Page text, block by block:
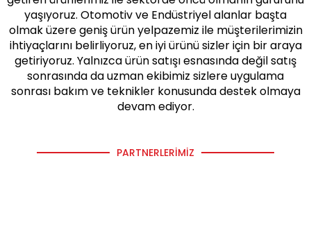
yaşıyoruz. Otomotiv ve Endüstriyel alanlar başta
olmak üzere geniş ürün yelpazemiz ile müşterilerimizin
ihtiyaçlarını belirliyoruz, en iyi ürünü sizler için bir araya
getiriyoruz. Yalnızca ürün satışı esnasında değil satış
sonrasında da uzman ekibimiz sizlere uygulama
sonrası bakım ve teknikler konusunda destek olmaya
devam ediyor.
PARTNERLERIMIZ